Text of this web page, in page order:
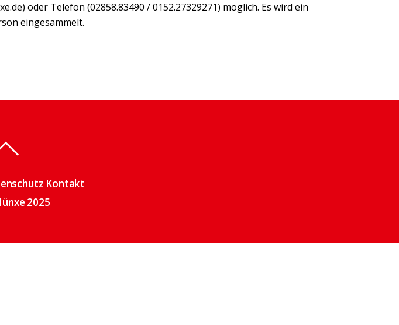
oder Telefon (02858.83490 / 0152.27329271) möglich. Es wird ein
eingesammelt.
Kontakt
2025